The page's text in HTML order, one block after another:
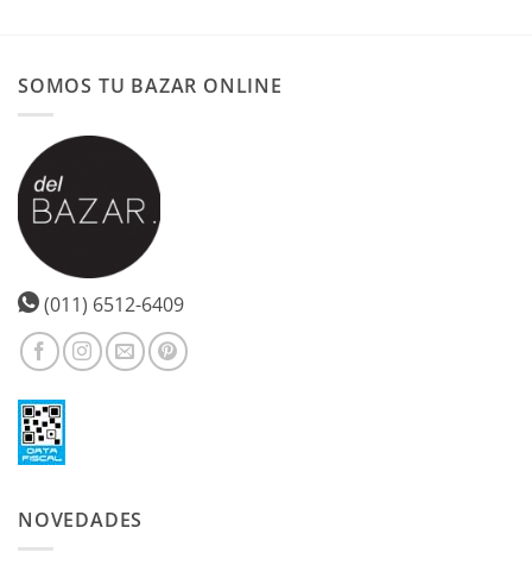
SOMOS TU BAZAR ONLINE
(011) 6512-6409
NOVEDADES